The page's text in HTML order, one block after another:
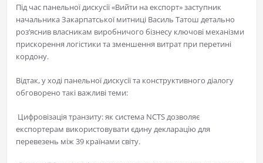
​Під час панельної дискусії «Вийти на експорт» заступник
начальника Закарпатської митниці Василь Татош детально
роз’яснив власникам виробничого бізнесу ключові механізми
прискорення логістики та зменшення витрат при перетині
кордону.
​Відтак, у ході панельної дискусії та конструктивного діалогу
обговорено такі важливі теми:
Цифровізація транзиту: як система NCTS дозволяє
експортерам використовувати єдину декларацію для
перевезень між 39 країнами світу.